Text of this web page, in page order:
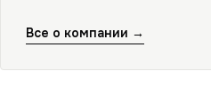
Все о компании →